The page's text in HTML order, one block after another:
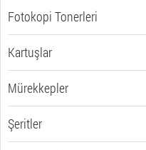
Fotokopi Tonerleri
Kartuşlar
Mürekkepler
Şeritler